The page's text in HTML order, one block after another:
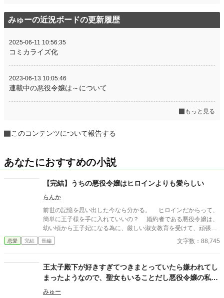
みゅーの近況ボードの更新履歴
2025-06-11 10:56:35
コミカライズ化
2023-06-13 10:05:46
連載中の悪役令嬢は～について
もっと見る
このコンテンツについて報告する
あなたにおすすめの小説
【完結】うちの悪役令嬢はヒロインよりも愛らしい
らんか
前世の記憶を思い出した今なら分かる。 ヒロインだからって、
簡単に王子様を手に入れていいの？ 婚約者である悪役令嬢は、
幼い頃から王子妃になる為に、厳しい淑女教育を受けて、頑張っ
てきたのに。 そりゃ、高圧的な態度を取る悪役令嬢も悪いけ
ど、断罪するほどの事はしていないでしょ。 しかも、孤独な悪
令嬢の味方なると決めた。 ゲームのあらすじ無視ちゃいます
が、問題ないよね？
恋愛 完結 長編 文字数：88,745
王太子殿下が好きすぎてつきまとっていたら嫌われてし
まったようなので、聖女もいることだし悪役令嬢の私は
退散することにしました。
みゅー